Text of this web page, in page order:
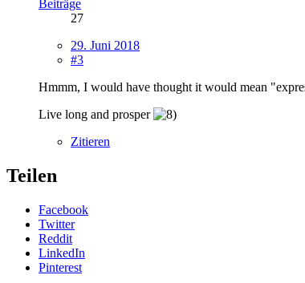
Beiträge
27
29. Juni 2018
#3
Hmmm, I would have thought it would mean
Live long and prosper
Zitieren
Teilen
Facebook
Twitter
Reddit
LinkedIn
Pinterest